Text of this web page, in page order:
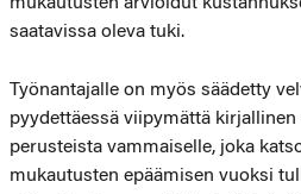
saatavissa oleva tuki.
Työnantajalle on myös säädetty
pyydettäessä viipymättä
perusteista vammaiselle, joka
mukautusten epäämisen vuoksi